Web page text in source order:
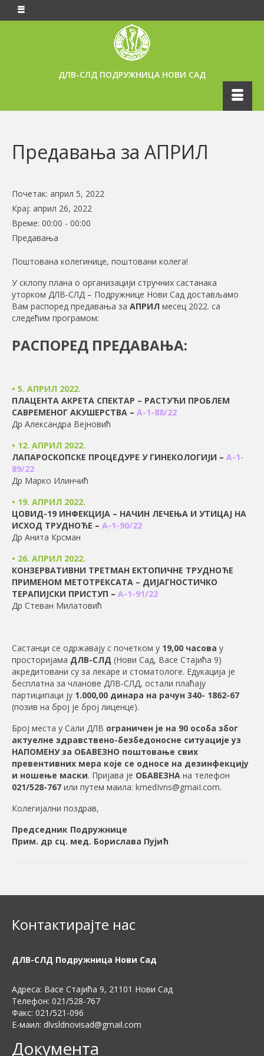
ДЛВ-СЛД ПОДРУЖНИЦА НОВИ САД
Предавања за АПРИЛ
Почетак: април 5, 2022
Крај: април 26, 2022
Време: 00:00 - 00:00
Предавања
Поштована колегинице, поштовани колега!
У склопу плана о организацији стручних састанака
уторком ДЛВ-СЛД – Подружнице Нови Сад достављамо
Вам распоред предавања за АПРИЛ месец 2022. са
следећим програмом:
РАСПОРЕД ПРЕДАВАЊА:
• 5. АПРИЛ 2022.
ПЛАЦЕНТА АКРЕТА СПЕКТАР – РАСТУЋИ ПРОБЛЕМ
САВРЕМЕНОГ АКУШЕРСТВА – А-1-88/22
Др Александра Вејновић
• 12. АПРИЛ 2022.
ЛАПАРОСКОПСКЕ ПРОЦЕДУРЕ У ГИНЕКОЛОГИЈИ – А-1-
89/22
Др Марко Илинчић
• 19. АПРИЛ 2022.
ЦОВИД-19 ИНФЕКЦИЈА – НАЧИН ЛЕЧЕЊА И УТИЦАЈ НА
ИСХОД ТРУДНОЋЕ – А-1-90/22
Др Анита Крсман
• 26. АПРИЛ 2022.
КОНЗЕРВАТИВНИ ТРЕТМАН ЕКТОПИЧНЕ ТРУДНОЋЕ
ПРИМЕНОМ МЕТОТРЕКСАТА – ДИЈАГНОСТИЧКО
ТЕРАПИЈСКИ ПРИСТУП – А-1-91/22
Др Стеван Милатовић
Састанци се одржавају с почетком у 19,00 часова у
просторијама ДЛВ-СЛД (Нови Сад, Васе Стајића 9)
акредитовани су за лекаре и стоматологе. Едукација је
бесплатна за чланове ДЛВ-СЛД, остали плаћају
партиципаци ју 1.000,00 динара на рачун 340- 1862-67
(позив на број је број лиценце).
Број места у Сали ДЛВ ограничен је на 90 особа због
актуелне здравствено-безбедоносне ситуације уз
НАПОМЕНУ за ОБАВЕЗНО поштовање свих
превентивних мера које се односе на дезинфекцију
и ношење маски. Пријава је ОБАВЕЗНА на телефон
021/528-767 или путем маила: kmedIvns@gmaiI.com.
Колегијални поздрав,
Председник Подружнице
Прим. др сц. мед. Борислава Пујић
Контактирајте нас
ДЛВ-СЛД Подружница Нови Сад
Адреса: Васе Стајића 9, 21101 Нови Сад
Телефон: 021/528-767
Факс: 021/521-096
Е-маил: dlvsldnovisad@gmail.com
Документа